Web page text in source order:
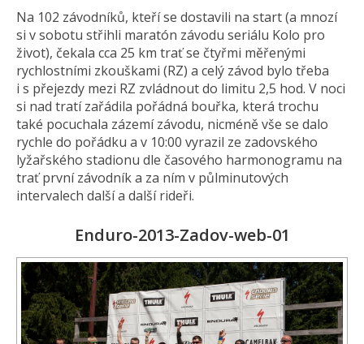
Na 102 závodníků, kteří se dostavili na start (a mnozí
si v sobotu střihli maratón závodu seriálu Kolo pro
život), čekala cca 25 km trať se čtyřmi měřenými
rychlostními zkouškami (RZ) a celý závod bylo třeba
i s přejezdy mezi RZ zvládnout do limitu 2,5 hod. V noci
si nad tratí zařádila pořádná bouřka, která trochu
také pocuchala zázemí závodu, nicméně vše se dalo
rychle do pořádku a v 10:00 vyrazil ze zadovského
lyžařského stadionu dle časového harmonogramu na
trať první závodník a za ním v půlminutových
intervalech další a další rideři.
Enduro-2013-Zadov-web-01